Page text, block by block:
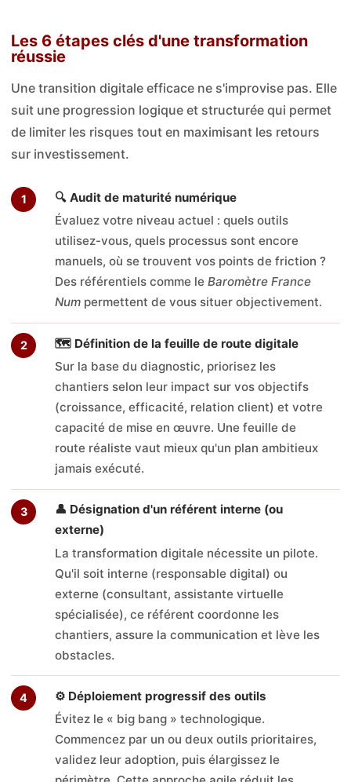
Les 6 étapes clés d'une transformation
réussie
Une transition digitale efficace ne s'improvise pas. Elle
suit une progression logique et structurée qui permet
de limiter les risques tout en maximisant les retours
sur investissement.
🔍 Audit de maturité numérique
Évaluez votre niveau actuel : quels outils
utilisez-vous, quels processus sont encore
manuels, où se trouvent vos points de friction ?
Des référentiels comme le Baromètre France
Num permettent de vous situer objectivement.
🗺️ Définition de la feuille de route digitale
Sur la base du diagnostic, priorisez les
chantiers selon leur impact sur vos objectifs
(croissance, efficacité, relation client) et votre
capacité de mise en œuvre. Une feuille de
route réaliste vaut mieux qu'un plan ambitieux
jamais exécuté.
👤 Désignation d'un référent interne (ou
externe)
La transformation digitale nécessite un pilote.
Qu'il soit interne (responsable digital) ou
externe (consultant, assistante virtuelle
spécialisée), ce référent coordonne les
chantiers, assure la communication et lève les
obstacles.
⚙️ Déploiement progressif des outils
Évitez le « big bang » technologique.
Commencez par un ou deux outils prioritaires,
validez leur adoption, puis élargissez le